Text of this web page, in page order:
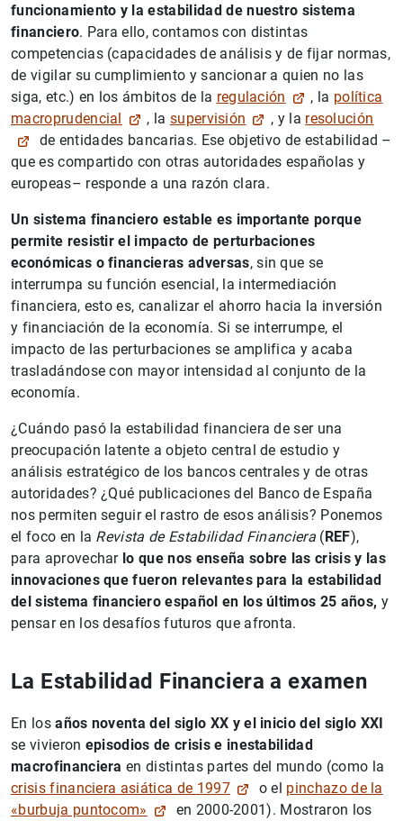
funcionamiento y la estabilidad de nuestro sistema
financiero. Para ello, contamos con distintas
competencias (capacidades de análisis y de fijar normas,
de vigilar su cumplimiento y sancionar a quien no las
siga, etc.) en los ámbitos de la regulación , la política
macroprudencial
, la supervisión , y la resolución
de entidades bancarias. Ese objetivo de estabilidad –
que es compartido con otras autoridades españolas y
europeas– responde a una razón clara.
Un sistema financiero estable es importante porque
permite resistir el impacto de perturbaciones
económicas o financieras adversas, sin que se
interrumpa su función esencial, la intermediación
financiera, esto es, canalizar el ahorro hacia la inversión
y financiación de la economía. Si se interrumpe, el
impacto de las perturbaciones se amplifica y acaba
trasladándose con mayor intensidad al conjunto de la
economía.
¿Cuándo pasó la estabilidad financiera de ser una
preocupación latente a objeto central de estudio y
análisis estratégico de los bancos centrales y de otras
autoridades? ¿Qué publicaciones del Banco de España
nos permiten seguir el rastro de esos análisis? Ponemos
el foco en la Revista de Estabilidad Financiera (REF),
para aprovecharlo que nos enseña sobre las crisis y las
innovaciones que fueron relevantes para la estabilidad
del sistema financiero español en los últimos 25 años, y
pensar en los desafíos futuros que afronta.
La Estabilidad Financiera a examen
En losaños noventa del siglo XX y el inicio del siglo XXI
se vivieron episodios de crisis e inestabilidad
macrofinanciera en distintas partes del mundo (como la
crisis financiera asiática de 1997
o el pinchazo de la
«burbuja puntocom»
en 2000-2001). Mostraron los